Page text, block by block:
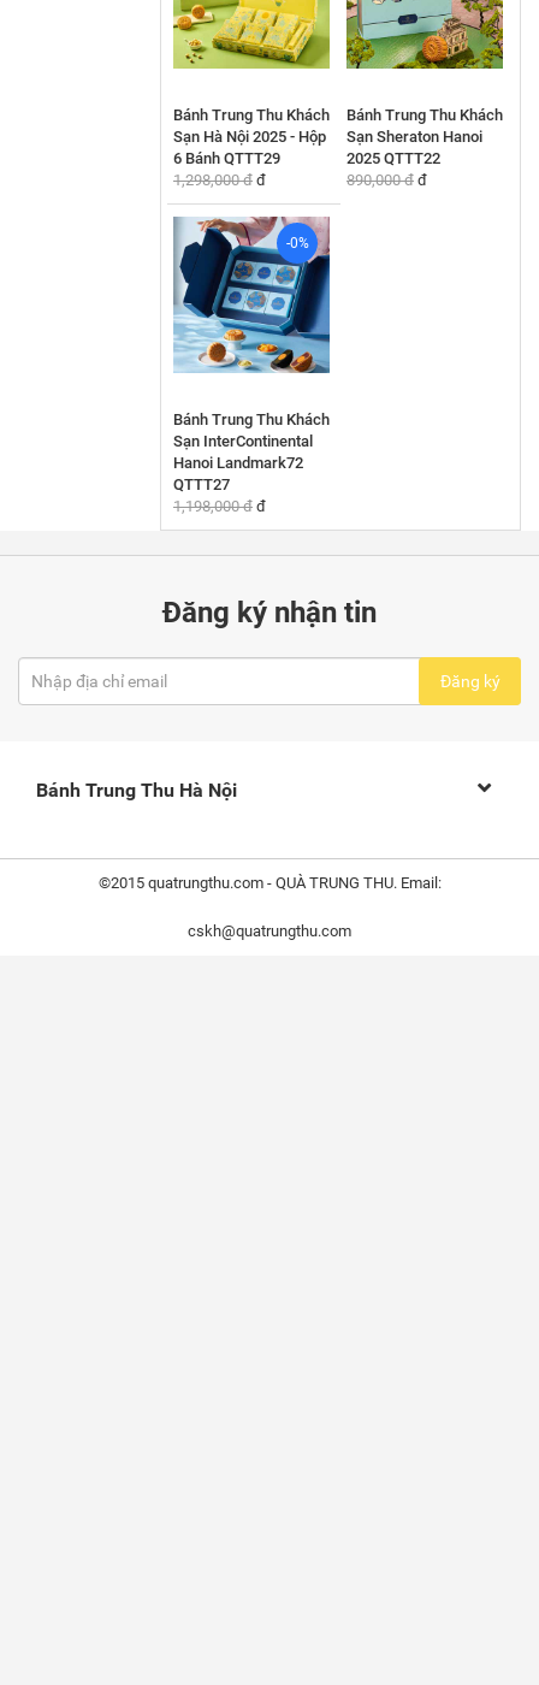
Bánh Trung Thu Khách
Sạn Hà Nội 2025 - Hộp
6 Bánh QTTT29
1,298,000 đ đ
Bánh Trung Thu Khách
Sạn Sheraton Hanoi
2025 QTTT22
890,000 đ đ
-0%
Bánh Trung Thu Khách
Sạn InterContinental
Hanoi Landmark72
QTTT27
1,198,000 đ đ
Đăng ký nhận tin
Đăng ký
Bánh Trung Thu Hà Nội
©2015 quatrungthu.com - QUÀ TRUNG THU. Email:
cskh@quatrungthu.com